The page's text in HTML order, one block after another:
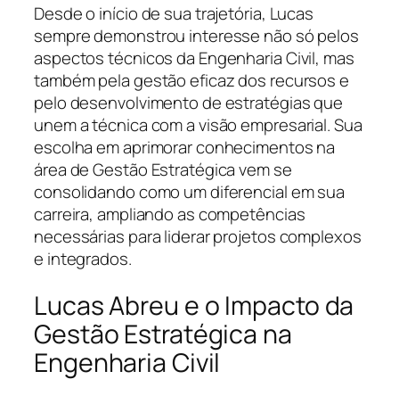
Desde o início de sua trajetória, Lucas
sempre demonstrou interesse não só pelos
aspectos técnicos da Engenharia Civil, mas
também pela gestão eficaz dos recursos e
pelo desenvolvimento de estratégias que
unem a técnica com a visão empresarial. Sua
escolha em aprimorar conhecimentos na
área de Gestão Estratégica vem se
consolidando como um diferencial em sua
carreira, ampliando as competências
necessárias para liderar projetos complexos
e integrados.
Lucas Abreu e o Impacto da
Gestão Estratégica na
Engenharia Civil